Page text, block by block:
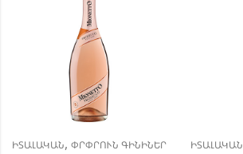
ԻՏԱԼԱԿԱՆ, ՓՐՓՐՈՒՆ ԳԻՆԻՆԵՐ ԻՏԱԼԱԿԱՆ